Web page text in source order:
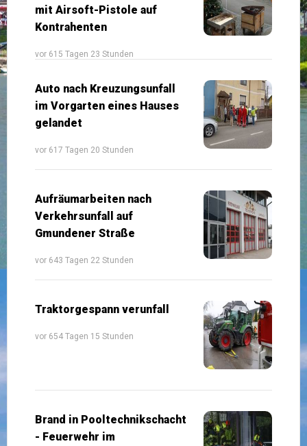
mit Airsoft-Pistole auf
Kontrahenten
vor 615 Tagen 23 Stunden
Auto nach Kreuzungsunfall
im Vorgarten eines Hauses
gelandet
vor 617 Tagen 20 Stunden
Aufräumarbeiten nach
Verkehrsunfall auf
Gmundener Straße
vor 643 Tagen 22 Stunden
Traktorgespann verunfall
vor 654 Tagen 15 Stunden
Brand in Pooltechnikschacht
- Feuerwehr im